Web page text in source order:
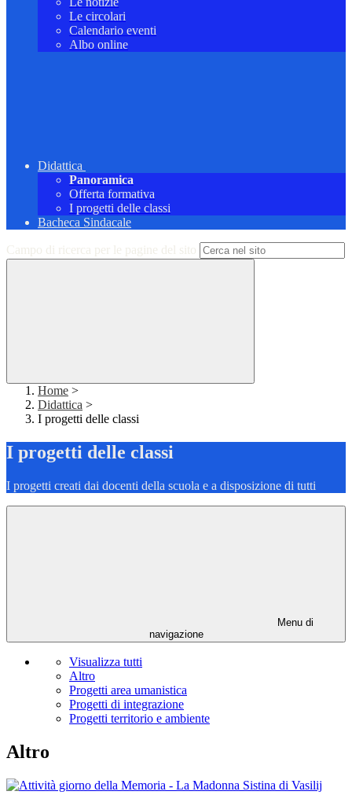
Le circolari
Calendario eventi
Albo online
Didattica
Panoramica
Offerta formativa
I progetti delle classi
Bacheca Sindacale
Campo di ricerca per le pagine del sito
Home >
Didattica >
I progetti delle classi
I progetti delle classi
I progetti creati dai docenti della scuola e a disposizione di tutti
Menu di
navigazione
Visualizza tutti
Altro
Progetti area umanistica
Progetti di integrazione
Progetti territorio e ambiente
Altro